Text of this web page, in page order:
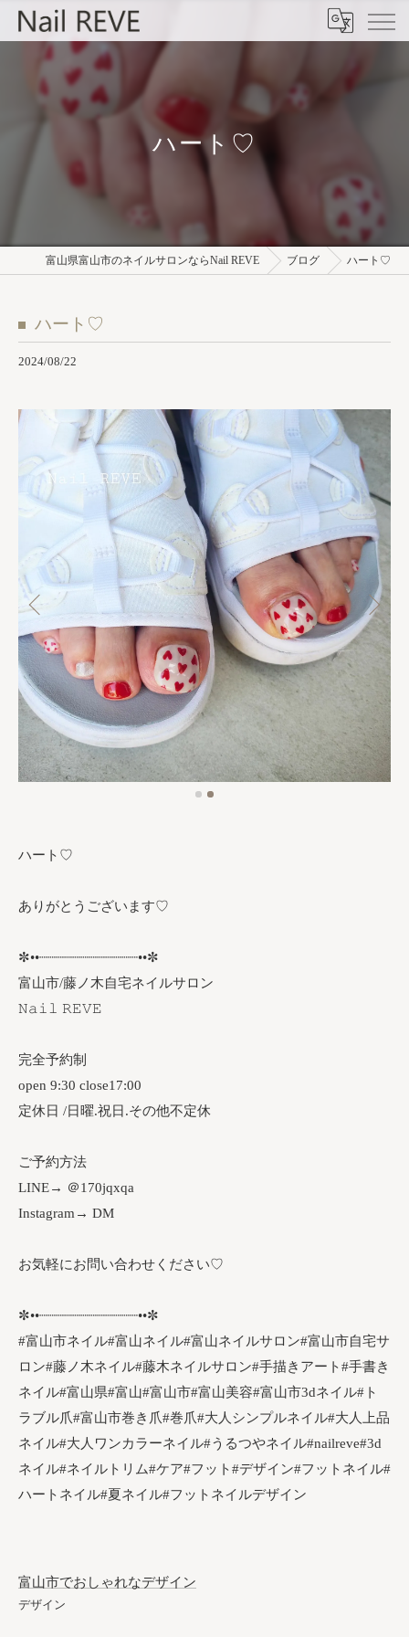
ハート♡
富山県富山市のネイルサロンならNail REVE ブログ ハート♡
ハート♡
2024/08/22
ハート♡
ありがとうございます♡
✼••┈┈┈┈┈┈┈┈┈┈┈┈••✼
富山市/藤ノ木自宅ネイルサロン
𝙽𝚊𝚒𝚕 𝚁𝙴𝚅𝙴
完全予約制
open 9:30 close17:00
定休日 /日曜.祝日.その他不定休
ご予約方法
LINE→ ＠170jqxqa
Instagram→ DM
お気軽にお問い合わせください♡
✼••┈┈┈┈┈┈┈┈┈┈┈┈••✼
#富山市ネイル#富山ネイル#富山ネイルサロン#富山市自宅サ
ロン#藤ノ木ネイル#藤木ネイルサロン#手描きアート#手書き
ネイル#富山県#富山#富山市#富山美容#富山市3dネイル#ト
ラブル爪#富山市巻き爪#巻爪#大人シンプルネイル#大人上品
ネイル#大人ワンカラーネイル#うるつやネイル#nailreve#3d
ネイル#ネイルトリム#ケア#フット#デザイン#フットネイル#
ハートネイル#夏ネイル#フットネイルデザイン
富山市でおしゃれなデザイン
デザイン